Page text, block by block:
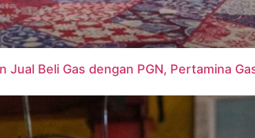
Beli Gas dengan PGN, Pertamina